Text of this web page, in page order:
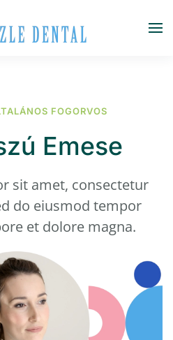
FOGORVOS
Emese
sit amet, consectetur
do eiusmod tempor
et dolore magna.